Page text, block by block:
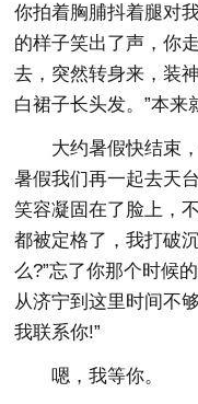
你拍着胸脯抖着腿对
的样子笑出了声，你
去，突然转身来，装
白裙子长头发。”本来
大约暑假快结束
暑假我们再一起去天
笑容凝固在了脸上，
都被定格了，我打破
么?”忘了你那个时候
从济宁到这里时间不
我联系你!”
嗯，我等你。